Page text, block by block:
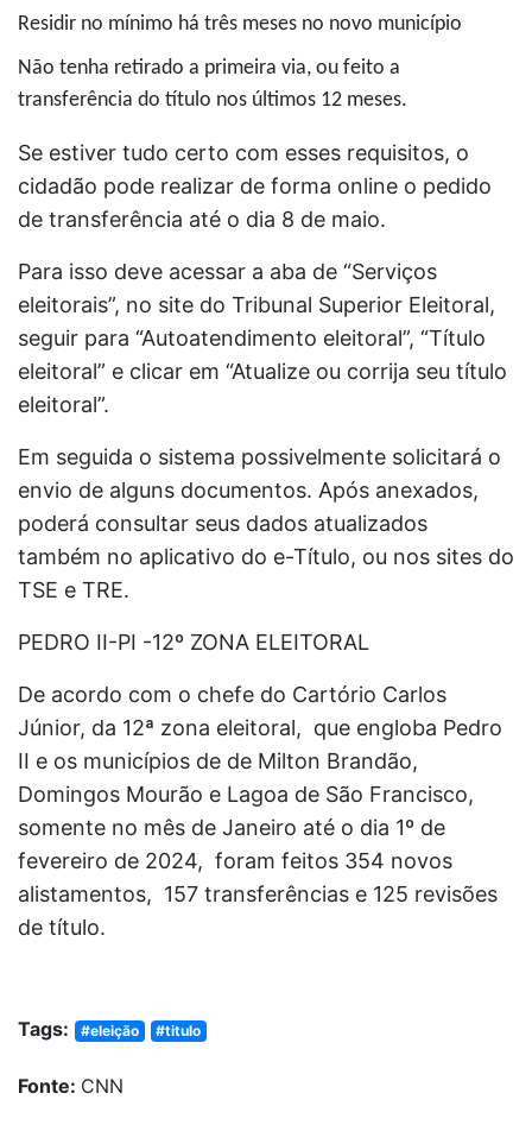
Residir no mínimo há três meses no novo município
Não tenha retirado a primeira via, ou feito a
transferência do título nos últimos 12 meses.
Se estiver tudo certo com esses requisitos, o
cidadão pode realizar de forma online o pedido
de transferência até o dia 8 de maio.
Para isso deve acessar a aba de “Serviços
eleitorais”, no site do Tribunal Superior Eleitoral,
seguir para “Autoatendimento eleitoral”, “Título
eleitoral” e clicar em “Atualize ou corrija seu título
eleitoral”.
Em seguida o sistema possivelmente solicitará o
envio de alguns documentos. Após anexados,
poderá consultar seus dados atualizados
também no aplicativo do e-Título, ou nos sites do
TSE e TRE.
PEDRO II-PI -12º ZONA ELEITORAL
De acordo com o chefe do Cartório Carlos
Júnior, da 12ª zona eleitoral, que engloba Pedro
II e os municípios de de Milton Brandão,
Domingos Mourão e Lagoa de São Francisco,
somente no mês de Janeiro até o dia 1º de
fevereiro de 2024, foram feitos 354 novos
alistamentos, 157 transferências e 125 revisões
de título.
Tags: #eleição #titulo
Fonte: CNN